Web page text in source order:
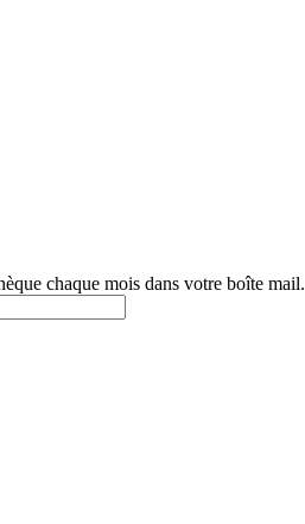
chaque mois dans votre boîte mail.